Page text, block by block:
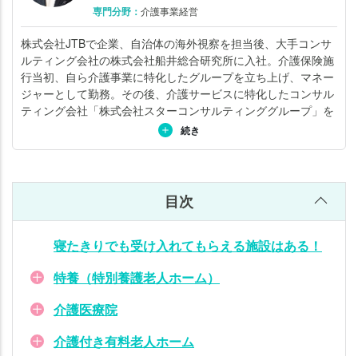
専門分野： 介護事業経営
株式会社JTBで企業、自治体の海外視察を担当後、大手コンサ
ルティング会社の株式会社船井総合研究所に入社。介護保険施
行当初、自ら介護事業に特化したグループを立ち上げ、マネー
ジャーとして勤務。その後、介護サービスに特化したコンサル
ティング会社「株式会社スターコンサルティンググループ」を
立ち上げ、専門家集団として活動している。サポート領域とし
ング実績500法人以上、講演実績700回以上。また「ガイアの
夜明け（テレビ東京）」など、テレビ、新聞、雑誌の取材も多
続き
目次
寝たきりでも受け入れてもらえる施設はある！
特養（特別養護老人ホーム）
介護医療院
介護付き有料老人ホーム
介
護
施
設
は
多